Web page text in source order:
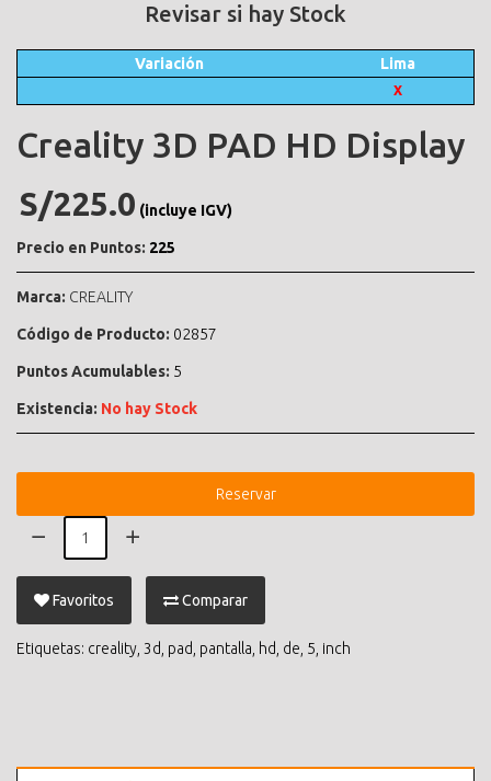
Revisar si hay Stock
Variación Lima
X
Creality 3D PAD HD Display
S/225.0 (incluye IGV)
Precio en Puntos: 225
Marca: CREALITY
Código de Producto: 02857
Puntos Acumulables: 5
Existencia: No hay Stock
Reservar
Favoritos Comparar
Etiquetas: creality 3d pad pantalla hd de 5 inch